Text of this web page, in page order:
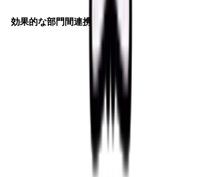
効果的な部門間連携の実現